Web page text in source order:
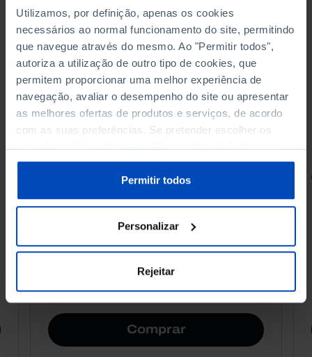
Utilizamos, por definição, apenas os cookies
necessários ao normal funcionamento do site, permitindo
que navegue através do mesmo. Ao "Permitir todos",
autoriza a utilização de outro tipo de cookies, que
permitem proporcionar uma melhor experiência de
navegação, avaliar o desempenho do site ou apresentar
as melhores ofertas de produtos e serviços, de acordo
com as suas preferências. Se pretender escolher os
tipos de cookies, clique em "Personalizar". Saiba mais
sobre cookies através da gestão de preferências ou da
Política de Cookies.
Permitir todos
Personalizar
Rejeitar
Promessas do Futebol
4,50 € 5,00 € -10%
Comprar